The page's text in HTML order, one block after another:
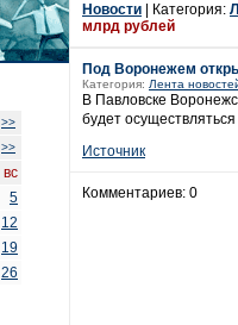
>>
>>
вс
5
12
19
26
Новости | Категория:
млрд рублей
Под Воронежем
Категория: Лента
В Павловске
будет
Источник
Комментариев: 0